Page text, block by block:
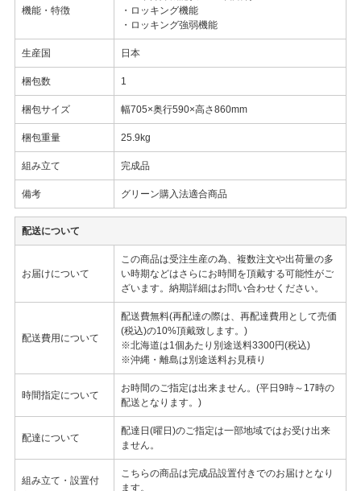
機能・特徴
・ロッキング機能
・ロッキング強弱機能
生産国 日本
梱包数 1
梱包サイズ 幅705×奥行590×高さ860mm
梱包重量 25.9kg
組み立て 完成品
備考 グリーン購入法適合商品
配送について
お届けについて
この商品は受注生産の為、複数注文や出荷量の多
い時期などはさらにお時間を頂戴する可能性がご
ざいます。納期詳細はお問い合わせください。
配送費用について
配送費無料(再配達の際は、再配達費用として売価
(税込)の10%頂戴致します。)
※北海道は1個あたり別途送料3300円(税込)
※沖縄・離島は別途送料お見積り
時間指定について
お時間のご指定は出来ません。(平日9時～17時の
配送となります。)
配達について
配達日(曜日)のご指定は一部地域ではお受け出来
ません。
組み立て・設置付
こちらの商品は完成品設置付きでのお届けとなり
ます。